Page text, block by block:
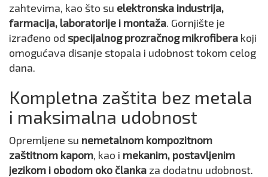
zahtevima, kao što su elektronska industrija,
farmacija, laboratorije i montaža. Gornjište je
izrađeno od specijalnog prozračnog mikrofibera koji
omogućava disanje stopala i udobnost tokom celog
dana.
Kompletna zaštita bez metala
i maksimalna udobnost
Opremljene su nemetalnom kompozitnom
zaštitnom kapom, kao i mekanim, postavljenim
jezikom i obodom oko članka za dodatnu udobnost.